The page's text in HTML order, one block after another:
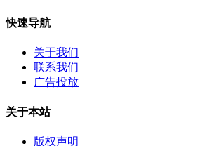
快速导航
关于我们
联系我们
广告投放
关于本站
版权声明